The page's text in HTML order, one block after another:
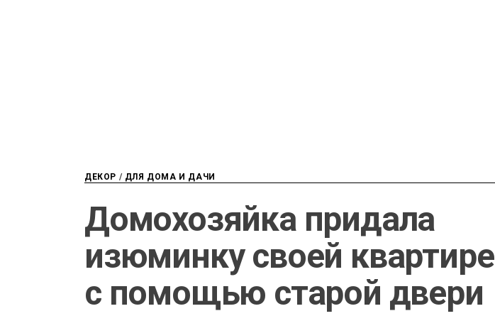
ДЕКОР / ДЛЯ ДОМА И ДАЧИ
Домохозяйка придала
изюминку своей квартире
с помощью старой двери